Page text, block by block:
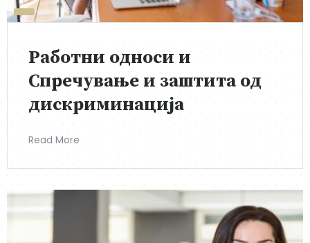
Работни односи и
Спречување и заштита од
дискриминација
Read More